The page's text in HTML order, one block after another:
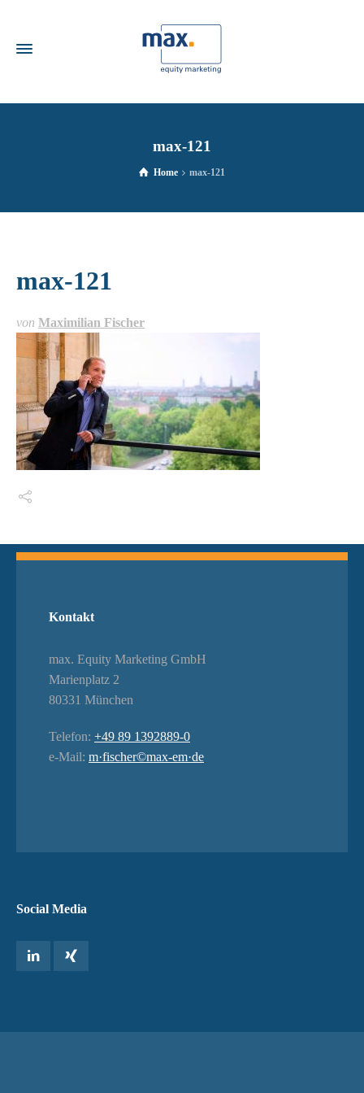
max-121
Home max-121
max-121
von Maximilian Fischer
Kontakt
max. Equity Marketing GmbH
Marienplatz 2
80331 München
Telefon: +49 89 1392889-0
e-Mail: m·fischer©max-em·de
Social Media